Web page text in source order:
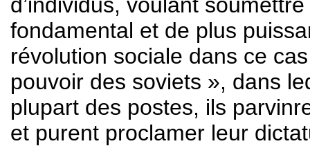
fondamental et de plus
révolution sociale dans ce
pouvoir des soviets », dans
plupart des postes, ils
et purent proclamer leur